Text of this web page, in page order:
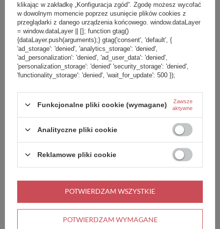
Kurtka softshell sportowa damska
Vaude Tremalzo - fioletowa
269,00 zł
Najniższa cena produktu w okresie
30 dni przed wprowadzeniem
obniżki: 299,00 zł
Cena regularna:
Kurtka sportowa damska z wełną
Vaude Tremalzo - granatowa
269,00 zł
30 dni przed wprowadzeniem
obniżki:
klikając w zakładkę „Konfiguracja zgód”. Zgodę możesz wycofać
w dowolnym momencie poprzez usunięcie plików cookies z
przeglądarki z danego urządzenia końcowego. window.dataLayer
= window.dataLayer || []; function gtag()
{dataLayer.push(arguments);} gtag('consent', 'default', {
'ad_storage': 'denied', 'analytics_storage': 'denied',
'ad_personalization': 'denied', 'ad_user_data': 'denied',
'personalization_storage': 'denied' 'security_storage': 'denied',
'functionality_storage': 'denied', 'wait_for_update': 500 });
Funkcjonalne pliki cookie (wymagane)
Zawsze
aktywne
Analityczne pliki cookie
Reklamowe pliki cookie
POTWIERDZAM WYMAGANE
POTWIERDZAM WSZYSTKIE